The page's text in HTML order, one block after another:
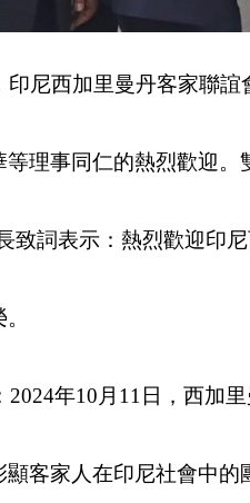
西加里曼丹客家聯誼
理事同仁的熱烈歡迎
表示：熱烈歡迎印尼
年10月11日，西加里
客家人在印尼社會中